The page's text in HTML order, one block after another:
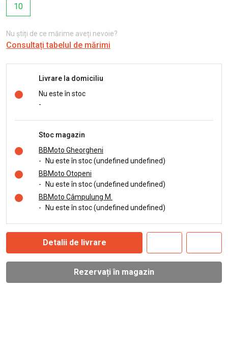
10
Nu știți de ce mărime aveți nevoie?
Consultați tabelul de mărimi
Livrare la domiciliu
Nu este în stoc
-
Stoc magazin
BBMoto Gheorgheni
-
Nu este în stoc (undefined undefined)
BBMoto Otopeni
-
Nu este în stoc (undefined undefined)
BBMoto Câmpulung M.
-
Nu este în stoc (undefined undefined)
Detalii de livrare
Rezervați în magazin